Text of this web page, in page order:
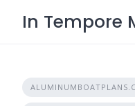
In Tempore